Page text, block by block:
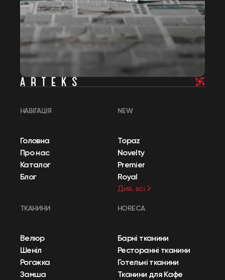
НАВІГАЦІЯ
Головна
Про нас
Каталог
Блог
NEW
Topaz
Novelty
Premier
Royal
Див. всі
ТКАНИНИ
Велюр
Шеніл
Рогожка
Замша
HORECA
Барні тканини
Ресторанні тканини
Готельні тканини
Тканини для Кафе